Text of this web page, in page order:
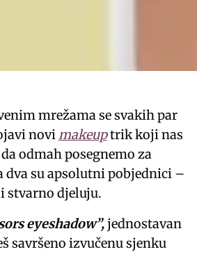
mrežama se svakih par
novi makeuptrik koji nas
odmah posegnemo za
dva su apsolutni pobjednici –
stvarno djeluju.
eyeshadow”,jednostavan
savršeno izvučenu sjenku